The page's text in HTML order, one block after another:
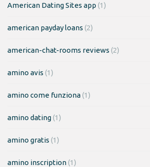
American Dating Sites app (1)
american payday loans (2)
american-chat-rooms reviews (2)
amino avis (1)
amino come funziona(1)
amino dating(1)
amino gratis (1)
amino inscription(1)